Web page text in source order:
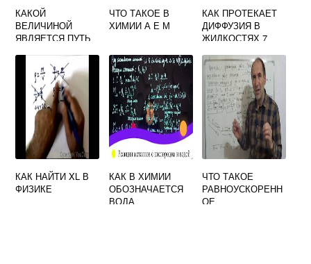
КАКОЙ
ВЕЛИЧИНОЙ
ЯВЛЯЕТСЯ ПУТЬ
СКАЛЯРНАЯ ИЛИ
ВЕКТОРНАЯ
ЧТО ТАКОЕ В
ХИМИИ А Е М
КАК ПРОТЕКАЕТ
ДИФФУЗИЯ В
ЖИДКОСТЯХ 7
КРАТКО ОПИШИТЕ
ОПЫТ
КАК НАЙТИ XL В
ФИЗИКЕ
КАК В ХИМИИ
ОБОЗНАЧАЕТСЯ
ВОДА
ЧТО ТАКОЕ
РАВНОУСКОРЕНН
ОЕ